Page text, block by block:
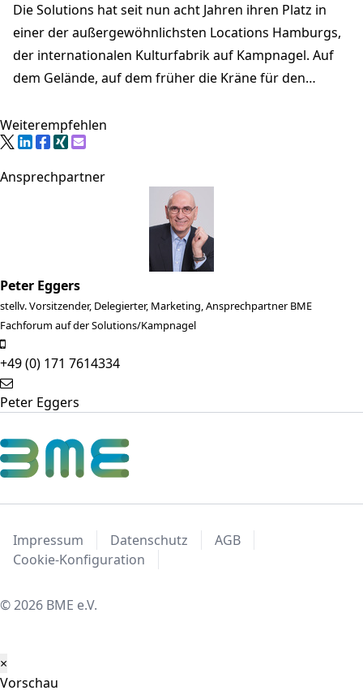
Die Solutions hat seit nun acht Jahren ihren Platz in
einer der außergewöhnlichsten Locations Hamburgs,
der internationalen Kulturfabrik auf Kampnagel. Auf
dem Gelände, auf dem früher die Kräne für den
nun verschiedene Vortragsräume und Hallen. Der
Charme industrieller Produktion vermischt sich hier
mit den modernen Herausforderungen der
Digitalisierung und gibt dem Kongress ein ganz
Weiterempfehlen
Ansprechpartner
Peter Eggers
stellv. Vorsitzender, Delegierter, Marketing, Ansprechpartner BME
Fachforum auf der Solutions/Kampnagel
+49 (0) 171 7614334
Peter Eggers
Impressum Datenschutz
AGB
Cookie-Konfiguration
© 2026 BME e.V.
×
Vorschau